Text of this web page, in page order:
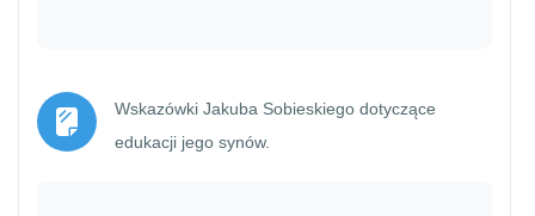
Wskazówki Jakuba Sobieskiego dotyczące
edukacji jego synów.